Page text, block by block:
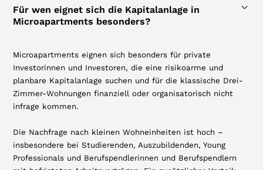
Für wen eignet sich die Kapitalanlage in
Microapartments besonders?
Microapartments eignen sich besonders für private
Investorinnen und Investoren, die eine risikoarme und
planbare Kapitalanlage suchen und für die klassische Drei-
Zimmer-Wohnungen finanziell oder organisatorisch nicht
infrage kommen.
Die Nachfrage nach kleinen Wohneinheiten ist hoch –
insbesondere bei Studierenden, Auszubildenden, Young
Professionals und Berufspendlerinnen und Berufspendlern